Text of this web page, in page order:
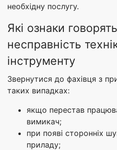
необхідну послугу.
Які ознаки
несправність
інструменту
Звернутися до фахівця з
таких випадках:
якщо перестав
вимикач;
при появі сторонніх
приладу;